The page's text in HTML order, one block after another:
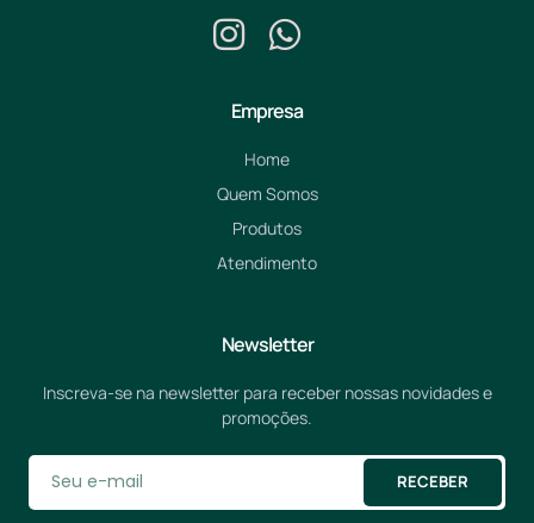
Empresa
Home
Quem Somos
Produtos
Atendimento
Newsletter
Inscreva-se na newsletter para receber nossas novidades e
promoções.
RECEBER